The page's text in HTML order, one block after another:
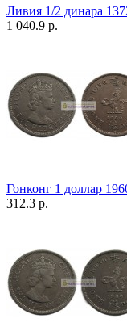
Ливия 1/2 динара
1 040.9 р.
Гонконг 1 доллар
312.3 р.